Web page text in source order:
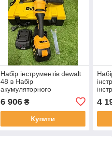
Набір інструментів dewalt
48 в Набір
акумуляторного
інструменту DeWalt 48 В з
УШМ DCG405P2,
гайковертом DCF922D2T і
двома АКБ 6
6 906₴
Купити
та
В з
4